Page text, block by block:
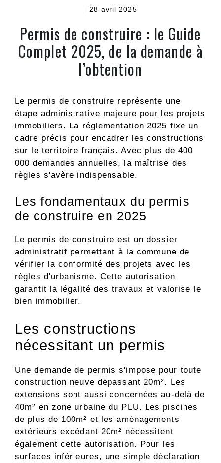
28 avril 2025
Permis de construire : le Guide
Complet 2025, de la demande à
l’obtention
Le permis de construire représente une
étape administrative majeure pour les projets
immobiliers. La réglementation 2025 fixe un
cadre précis pour encadrer les constructions
sur le territoire français. Avec plus de 400
000 demandes annuelles, la maîtrise des
règles s'avère indispensable.
Les fondamentaux du permis
de construire en 2025
Le permis de construire est un dossier
administratif permettant à la commune de
vérifier la conformité des projets avec les
règles d'urbanisme. Cette autorisation
garantit la légalité des travaux et valorise le
bien immobilier.
Les constructions
nécessitant un permis
Une demande de permis s'impose pour toute
construction neuve dépassant 20m². Les
extensions sont aussi concernées au-delà de
40m² en zone urbaine du PLU. Les piscines
de plus de 100m² et les aménagements
extérieurs excédant 20m² nécessitent
également cette autorisation. Pour les
surfaces inférieures, une simple déclaration